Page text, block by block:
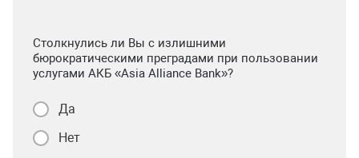
Столкнулись ли Вы с излишними
бюрократическими преградами при пользовании
услугами АКБ «Asia Alliance Bank»?
Да
Нет